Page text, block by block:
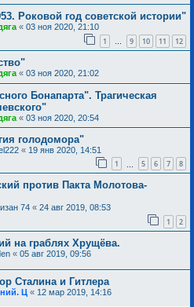
Роковой год советской истории"
« 03 ноя 2020, 21:10
1 … 9 10 11 12
« 03 ноя 2020, 21:02
Бонапарта". Трагическая
« 03 ноя 2020, 20:54
голодомора"
« 19 янв 2020, 14:51
1 5 6 7 8
против Пакта Молотова-
74 « 24 авг 2019, 08:53
1 2
на граблях Хрущёва.
« 05 авг 2019, 09:56
Сталина и Гитлера
Ц « 12 мар 2019, 14:16